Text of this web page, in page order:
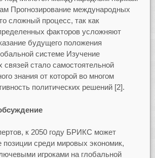
Прогнозирование международных
сложный процесс, так как
факторов усложняют
будущего положения
системе Изучение
стало самостоятельной
знания от которой во многом
политических решений [2].
к 2050 году БРИКС может
позиции среди мировых экономик,
игроками на глобальной